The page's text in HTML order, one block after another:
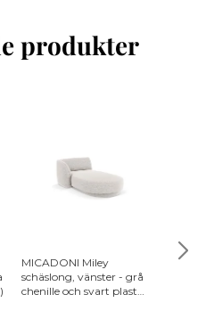
produkter
MICADONI Miley
schäslong, vänster - grå
chenille och svart plast
ACT